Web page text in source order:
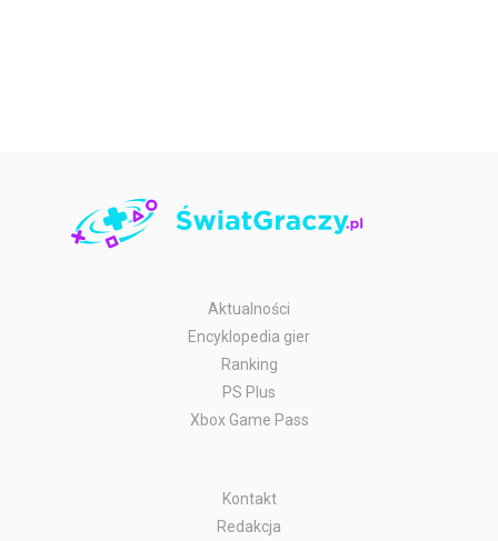
Aktualności
Encyklopedia gier
Ranking
PS Plus
Xbox Game Pass
Kontakt
Redakcja